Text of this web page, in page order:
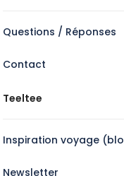
Questions / Réponses
Contact
Teeltee
Inspiration voyage
Newsletter